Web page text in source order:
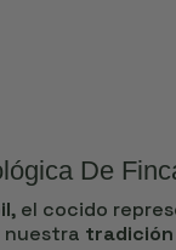
De
, el cocido
nuestra